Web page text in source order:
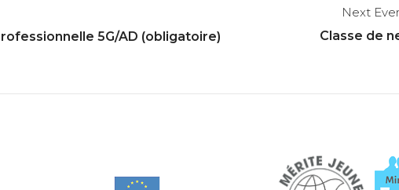
5G/AD (obligatoire)
Next
Classe de